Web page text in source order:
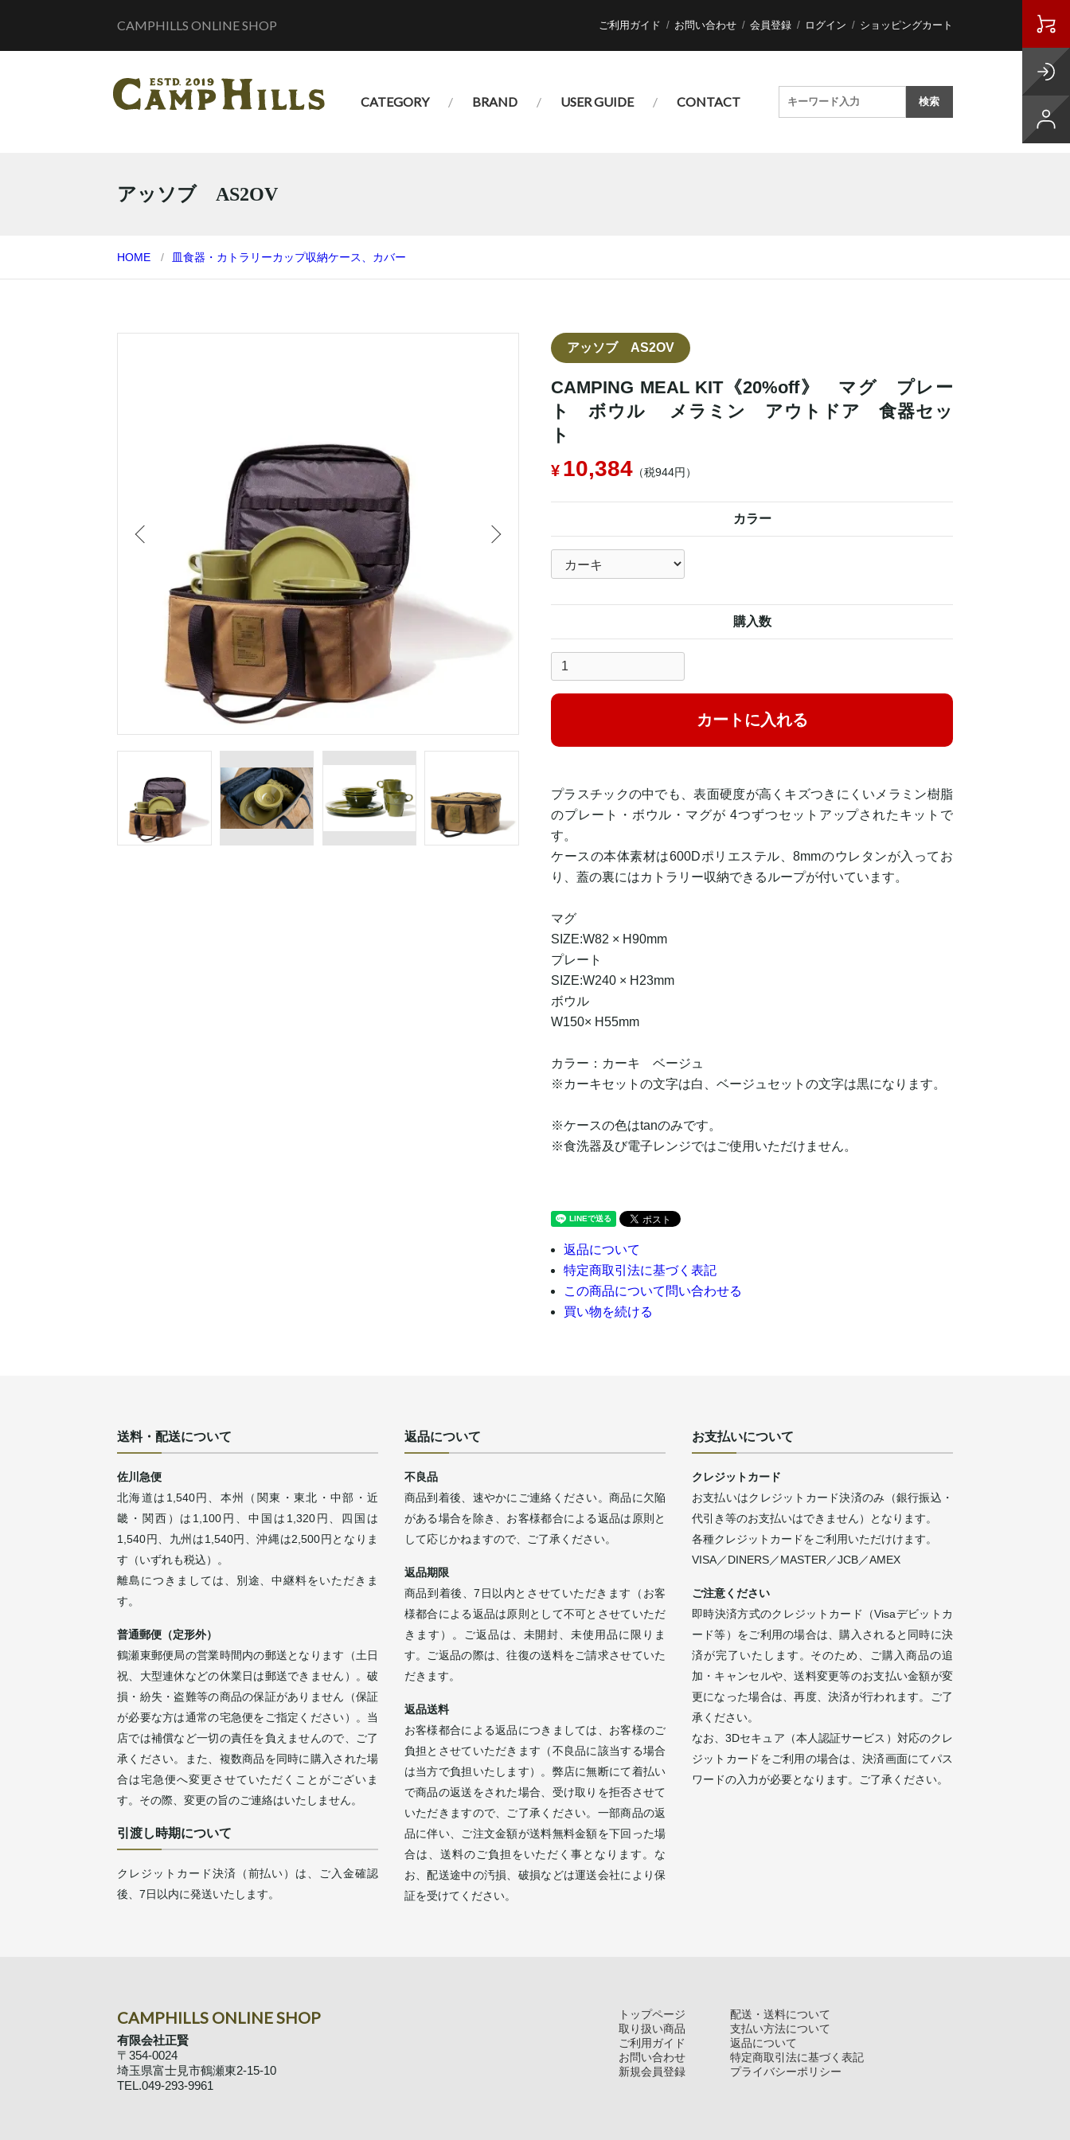
CAMPHILLS ONLINE SHOP ご利用ガイド お問い合わせ 会員登録 ログイン ショッピングカート
CATEGORY BRAND USER GUIDE CONTACT
アッソブ AS2OV
HOME 皿食器・カトラリーカップ収納ケース、カバー
アッソブ AS2OV
CAMPING MEAL KIT《20%off》 マグ プレー
ト ボウル メラミン アウトドア 食器セッ
ト
10,384 （税944円）
カラー
購入数
カートに入れる
プラスチックの中でも、表面硬度が高くキズつきにくいメラミン樹脂
のプレート・ボウル・マグが 4つずつセットアップされたキットで
す。
ケースの本体素材は600Dポリエステル、8mmのウレタンが入ってお
り、蓋の裏にはカトラリー収納できるループが付いています。
マグ
SIZE:W82 × H90mm
プレート
SIZE:W240 × H23mm
ボウル
W150× H55mm
カラー：カーキ ベージュ
※カーキセットの文字は白、ベージュセットの文字は黒になります。
※ケースの色はtanのみです。
※食洗器及び電子レンジではご使用いただけません。
返品について
特定商取引法に基づく表記
この商品について問い合わせる
買い物を続ける
送料・配送について
佐川急便
北海道は1,540円、本州（関東・東北・中部・近
畿・関西）は1,100円、中国は1,320円、四国は
1,540円、九州は1,540円、沖縄は2,500円となりま
す（いずれも税込）。
離島につきましては、別途、中継料をいただきま
す。
普通郵便（定形外）
鶴瀬東郵便局の営業時間内の郵送となります（土日
祝、大型連休などの休業日は郵送できません）。破
損・紛失・盗難等の商品の保証がありません（保証
が必要な方は通常の宅急便をご指定ください）。当
店では補償など一切の責任を負えませんので、ご了
承ください。また、複数商品を同時に購入された場
合は宅急便へ変更させていただくことがございま
す。その際、変更の旨のご連絡はいたしません。
引渡し時期について
クレジットカード決済（前払い）は、ご入金確認
後、7日以内に発送いたします。
返品について
不良品
商品到着後、速やかにご連絡ください。商品に欠陥
がある場合を除き、お客様都合による返品は原則と
して応じかねますので、ご了承ください。
返品期限
商品到着後、7日以内とさせていただきます（お客
様都合による返品は原則として不可とさせていただ
きます）。ご返品は、未開封、未使用品に限りま
す。ご返品の際は、往復の送料をご請求させていた
だきます。
返品送料
お客様都合による返品につきましては、お客様のご
負担とさせていただきます（不良品に該当する場合
は当方で負担いたします）。弊店に無断にて着払い
で商品の返送をされた場合、受け取りを拒否させて
いただきますので、ご了承ください。一部商品の返
品に伴い、ご注文金額が送料無料金額を下回った場
合は、送料のご負担をいただく事となります。な
お、配送途中の汚損、破損などは運送会社により保
証を受けてください。
お支払いについて
クレジットカード
お支払いはクレジットカード決済のみ（銀行振込・
代引き等のお支払いはできません）となります。
各種クレジットカードをご利用いただけけます。
VISA／DINERS／MASTER／JCB／AMEX
ご注意ください
即時決済方式のクレジットカード（Visaデビットカ
ード等）をご利用の場合は、購入されると同時に決
済が完了いたします。そのため、ご購入商品の追
加・キャンセルや、送料変更等のお支払い金額が変
更になった場合は、再度、決済が行われます。ご了
承ください。
なお、3Dセキュア（本人認証サービス）対応のクレ
ジットカードをご利用の場合は、決済画面にてパス
ワードの入力が必要となります。ご了承ください。
CAMPHILLS ONLINE SHOP
有限会社正賢
〒354-0024
埼玉県富士見市鶴瀬東2-15-10
TEL.049-293-9961
トップページ
取り扱い商品
ご利用ガイド
お問い合わせ
新規会員登録
配送・送料について
支払い方法について
返品について
特定商取引法に基づく表記
プライバシーポリシー